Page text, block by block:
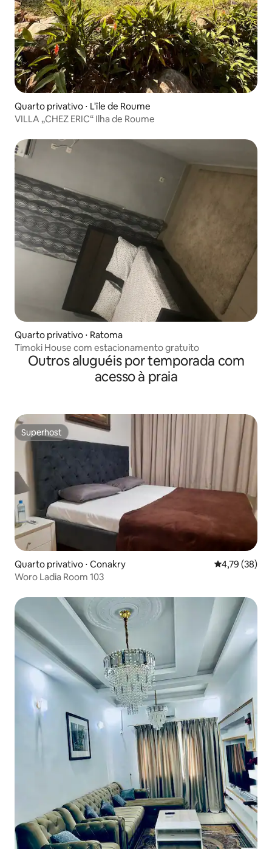
Quarto privativo ⋅ L'île de Roume
VILLA „CHEZ ERIC“ Ilha de Roume
Quarto privativo ⋅ Ratoma
Timoki House com estacionamento gratuito
Outros aluguéis por temporada com
acesso à praia
Superhost
Superhost
Quarto privativo ⋅ Conakry 4,79 de uma
4,79 (38)
Woro Ladia Room 103